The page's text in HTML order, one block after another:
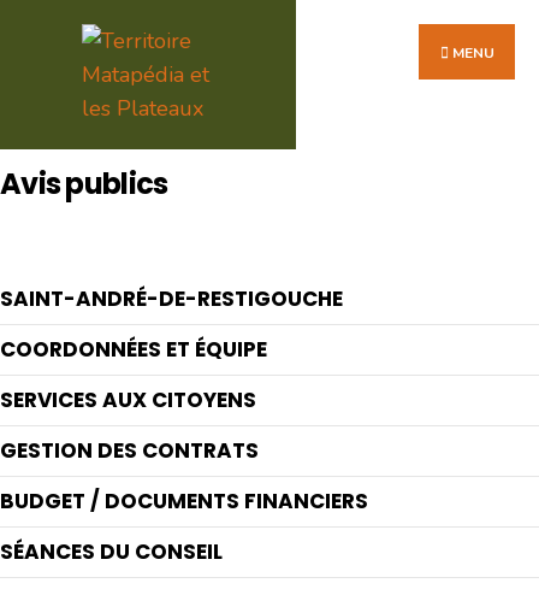
content
MENU
Avis publics
SAINT-ANDRÉ-DE-RESTIGOUCHE
COORDONNÉES ET ÉQUIPE
SERVICES AUX CITOYENS
GESTION DES CONTRATS
BUDGET / DOCUMENTS FINANCIERS
SÉANCES DU CONSEIL
for: